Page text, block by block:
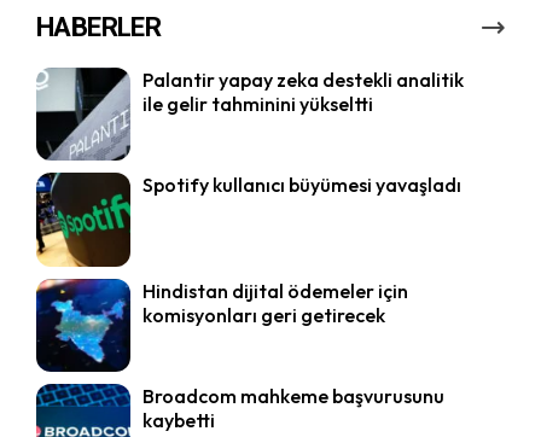
HABERLER
Palantir yapay zeka destekli analitik
ile gelir tahminini yükseltti
Spotify kullanıcı büyümesi yavaşladı
Hindistan dijital ödemeler için
komisyonları geri getirecek
Broadcom mahkeme başvurusunu
kaybetti